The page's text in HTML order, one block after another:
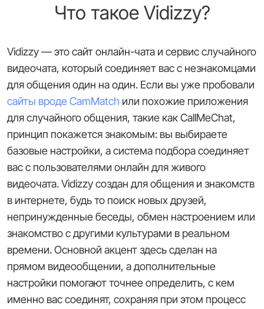
Что такое Vidizzy?
Vidizzy — это сайт онлайн-чата и сервис случайного
видеочата, который соединяет вас с незнакомцами
для общения один на один. Если вы уже пробовали
сайты вроде CamMatch или похожие приложения
для случайного общения, такие как CallMeChat,
принцип покажется знакомым: вы выбираете
базовые настройки, а система подбора соединяет
вас с пользователями онлайн для живого
видеочата. Vidizzy создан для общения и знакомств
в интернете, будь то поиск новых друзей,
непринужденные беседы, обмен настроением или
знакомство с другими культурами в реальном
времени. Основной акцент здесь сделан на
прямом видеообщении, а дополнительные
настройки помогают точнее определить, с кем
именно вас соединят, сохраняя при этом процесс